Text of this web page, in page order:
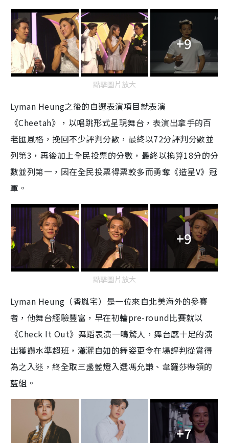
+9
點擊圖片放大
Lyman Heung之後的自選表演項目就表演
《Cheetah》，以唱跳形式呈現舞台，表演出拿手的百
老匯風格，挽回不少評判分數，最終以72分評判分數並
列第3，再後加上全民投票的分數，最終以換算18分的分
數並列第一，因在全民投票得票較多而勇奪《造星V》冠
軍。
+9
點擊圖片放大
Lyman Heung（香胤宅）是一位來自北美海外的參賽
者，他舞台經驗豐富，早在初輪pre-round比賽就以
《Check It Out》舞蹈表演一鳴驚人，舞台感十足的演
出獲讚水準超班，瀟灑自如的舞姿更令在場評判從賞得
為之入迷，終全取三盞藍燈入選馮允謙、韋羅莎帶領的
藍組。
+7